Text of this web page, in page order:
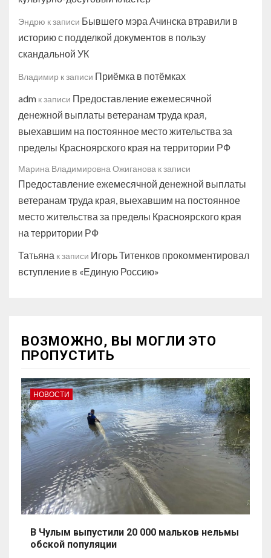
Эндрю к записи Бывшего мэра Ачинска втравили в
историю с подделкой документов в пользу
скандальной УК
Владимир к записи Приёмка в потёмках
adm к записи Предоставление ежемесячной
денежной выплаты ветеранам труда края,
выехавшим на постоянное место жительства за
пределы Красноярского края на территории РФ
Марина Владимировна Ожиганова к записи
Предоставление ежемесячной денежной выплаты
ветеранам труда края, выехавшим на постоянное
место жительства за пределы Красноярского края
на территории РФ
Татьяна к записи Игорь Титенков прокомментировал
вступление в «Единую Россию»
ВОЗМОЖНО, ВЫ МОГЛИ ЭТО
ПРОПУСТИТЬ
НОВОСТИ
В Чулым выпустили 20 000 мальков нельмы
обской популяции